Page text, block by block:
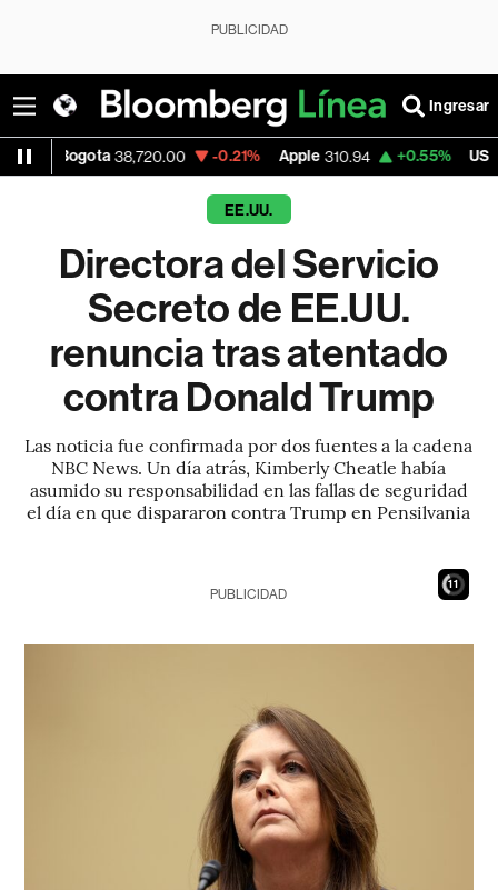
PUBLICIDAD
Ingresar
38,720.00 -0.21% Apple 310.94 +0.55% USD COP
EE.UU.
Directora del Servicio
Secreto de EE.UU.
renuncia tras atentado
contra Donald Trump
Las noticia fue confirmada por dos fuentes a la cadena
NBC News. Un día atrás, Kimberly Cheatle había
asumido su responsabilidad en las fallas de seguridad
el día en que dispararon contra Trump en Pensilvania
9
PUBLICIDAD